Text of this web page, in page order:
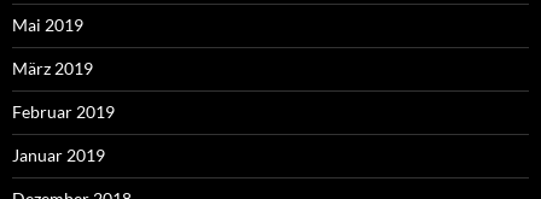
Mai 2019
März 2019
Februar 2019
Januar 2019